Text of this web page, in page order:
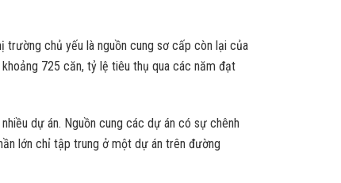
trường chủ yếu là nguồn cung sơ cấp còn lại của
725 căn, tỷ lệ tiêu thụ qua các năm đạt
dự án. Nguồn cung các dự án có sự chênh
lớn chỉ tập trung ở một dự án trên đường